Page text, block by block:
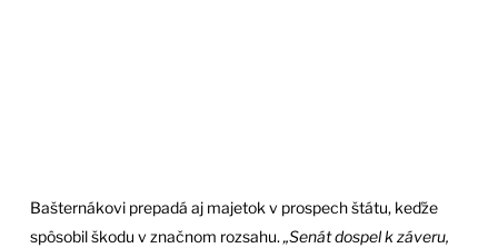
Bašternákovi prepadá aj majetok v prospech štátu, keďže
spôsobil škodu v značnom rozsahu. „Senát dospel k záveru,